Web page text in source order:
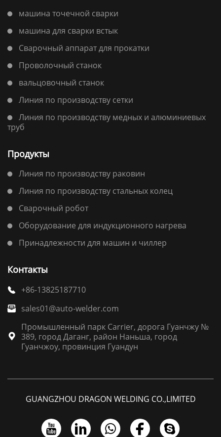
машина точечной сварки
машина для сварки встык
Сварочный аппарат для прокатки
Проволочный станок
вальцовочный станок
Линия по производству сетки
Линия по производству медных и алюминиевых
труб
Продукты
Линия по производству раковин
Линия по производству стальных колец
Сварочный робот
Оборудование для индукционного нагрева
Принадлежности для машин и чиллер
Контакты
 +86-13825187710
 sales01@auto-welder.com

Промышленный парк Carrier, дорога Гуанчжу №
389, город Даганг, район Наньша, город
Гуанчжоу, провинция Гуандун
GUANGZHOU DRAGON WELDING CO.,LIMITED
    